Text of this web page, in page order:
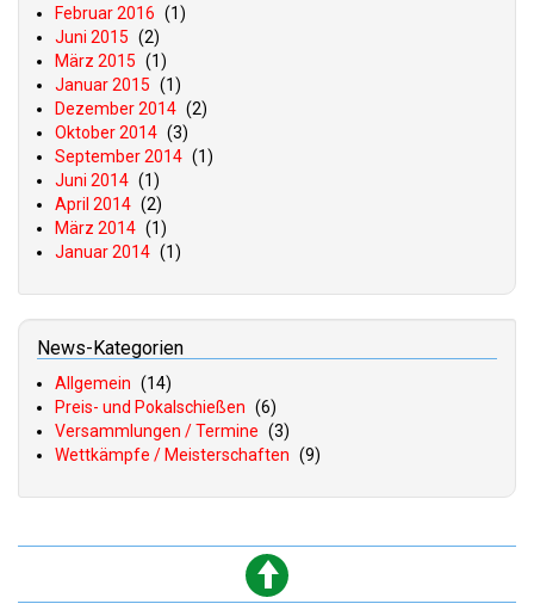
Februar 2016 (1)
Juni 2015 (2)
März 2015 (1)
Januar 2015 (1)
Dezember 2014 (2)
Oktober 2014 (3)
September 2014 (1)
Juni 2014 (1)
April 2014 (2)
März 2014 (1)
Januar 2014 (1)
News-Kategorien
Allgemein (14)
Preis- und Pokalschießen (6)
Versammlungen / Termine (3)
Wettkämpfe / Meisterschaften (9)